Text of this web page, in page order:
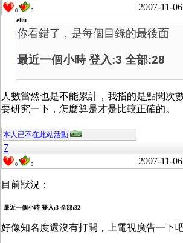
0 0 2007-11-06
eliu
你看錯了，是每個目錄的最後面
最近一個小時 登入:3 全部:28
人數當然也是不能累計，我指的是點閱次
要研究一下，怎麼算是才是比較正確的。
本人已不在此站活動
7
0 0 2007-11-06
目前狀況：
最近一個小時 登入:3 全部:32
好像知名度還沒有打開，上電視廣告一下